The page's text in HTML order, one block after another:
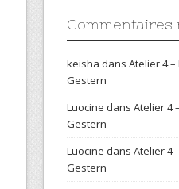
Commentaires
keisha dans Atelier 4
Gestern
Luocine dans Atelier 4
Gestern
Luocine dans Atelier 4
Gestern